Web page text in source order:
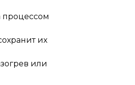
процессом
их
или